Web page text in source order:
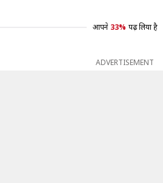
आपने 33% पढ़ लिया है
ADVERTISEMENT